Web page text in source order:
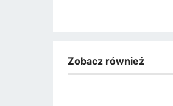
Zobacz również